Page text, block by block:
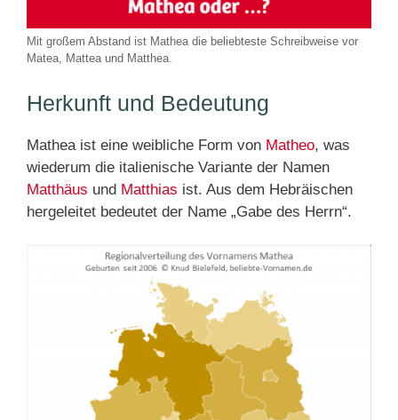
Mit großem Abstand ist Mathea die beliebteste Schreibweise vor
Matea, Mattea und Matthea.
Herkunft und Bedeutung
Mathea ist eine weibliche Form von Matheo, was
wiederum die italienische Variante der Namen
Matthäus und Matthias ist. Aus dem Hebräischen
hergeleitet bedeutet der Name „Gabe des Herrn“.